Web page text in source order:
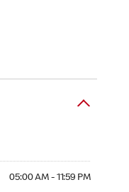
05:00 AM - 11:59 PM